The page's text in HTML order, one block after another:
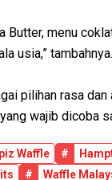
Butter, menu
usia,” tambahnya.
pilihan rasa
wajib dicoba
Waffle #
# Waffle